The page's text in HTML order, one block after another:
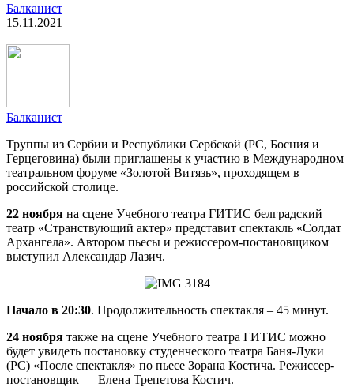
Балканист
15.11.2021
Балканист
Труппы из Сербии и Республики Сербской (РС, Босния и
Герцеговина) были приглашены к участию в Международном
театральном форуме «Золотой Витязь», проходящем в
российской столице.
22 ноября на сцене Учебного театра ГИТИС белградский
театр «Странствующий актер» представит спектакль «Солдат
Архангела». Автором пьесы и режиссером-постановщиком
выступил Александар Лазич.
Начало в 20:30. Продолжительность спектакля – 45 минут.
24 ноября также на сцене Учебного театра ГИТИС можно
будет увидеть постановку студенческого театра Баня-Луки
(РС) «После спектакля» по пьесе Зорана Костича. Режиссер-
постановщик — Елена Трепетова Костич.